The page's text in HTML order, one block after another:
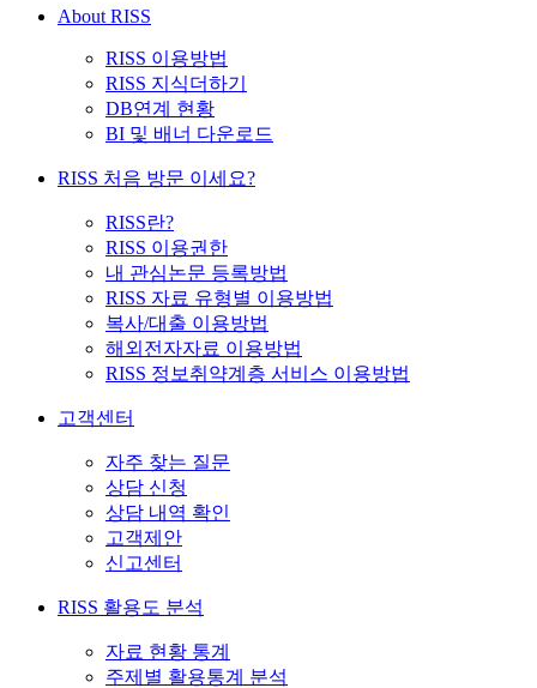
About RISS
RISS 이용방법
RISS 지식더하기
DB연계 현황
BI 및 배너 다운로드
RISS 처음 방문 이세요?
RISS란?
RISS 이용권한
내 관심논문 등록방법
RISS 자료 유형별 이용방법
복사/대출 이용방법
해외전자자료 이용방법
RISS 정보취약계층 서비스 이용방법
고객센터
자주 찾는 질문
상담 신청
상담 내역 확인
고객제안
신고센터
RISS 활용도 분석
자료 현황 통계
주제별 활용통계 분석